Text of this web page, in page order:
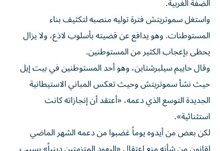
واستغل سموتريتش فترة توليه ⁠منصبه لتكثيف بناء
المستوطنات. وهو يدافع عن قضيته بأسلوب لاذع، ولا يزال
يحظى بإعجاب الكثير من المستوطنين.
وقال حاييم سيلبرشتاين، وهو أحد المستوطنين في بيت إيل
حيث نشأ سموتريتش وحيث تعكس المباني الاستيطانية
الجديدة التوسع الذي دعمه، «أعتقد أن إنجازاته كانت
استثنائية».
لكن بعض من أيدوه يوماً غضبوا من دعمه الشهر الماضي